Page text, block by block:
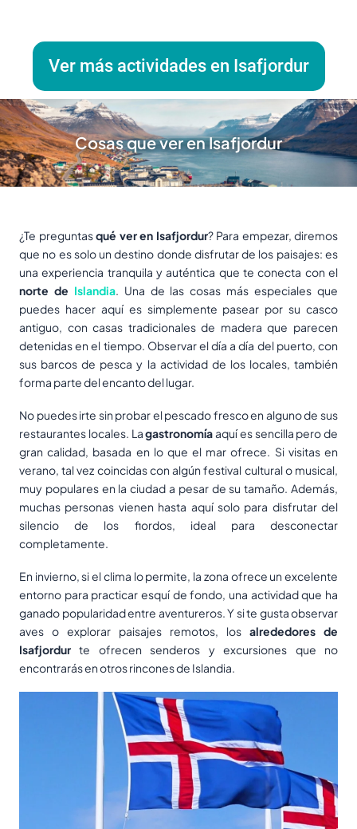
Ver más actividades en Isafjordur
Cosas que ver en Isafjordur
¿Te preguntasqué ver en Isafjordur? Para empezar, diremos
que no es solo un destino donde disfrutar de los paisajes: es
una experiencia tranquila y auténtica que te conecta con el
norte de Islandia. Una de las cosas más especiales que
puedes hacer aquí es simplemente pasear por su casco
antiguo, con casas tradicionales de madera que parecen
detenidas en el tiempo. Observar el día a día del puerto, con
sus barcos de pesca y la actividad de los locales, también
forma parte del encanto del lugar.
No puedes irte sin probar el pescado fresco en alguno de sus
restaurantes locales. Lagastronomíaaquí es sencilla pero de
gran calidad, basada en lo que el mar ofrece. Si visitas en
verano, tal vez coincidas con algún festival cultural o musical,
muy populares en la ciudad a pesar de su tamaño. Además,
muchas personas vienen hasta aquí solo para disfrutar del
silencio de los fiordos, ideal para desconectar
completamente.
En invierno, si el clima lo permite, la zona ofrece un excelente
entorno para practicar esquí de fondo, una actividad que ha
ganado popularidad entre aventureros. Y si te gusta observar
aves o explorar paisajes remotos, los alrededores de
Isafjordur te ofrecen senderos y excursiones que no
encontrarás en otros rincones de Islandia.